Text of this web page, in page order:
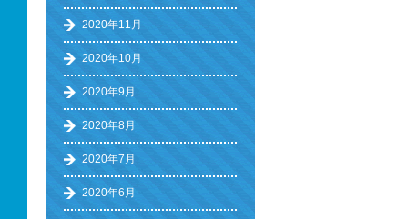
2020年11月
2020年10月
2020年9月
2020年8月
2020年7月
2020年6月